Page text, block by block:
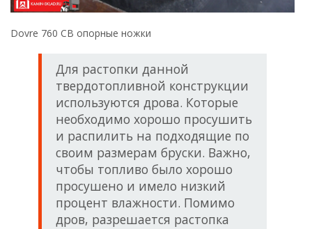
Dovre 760 CB опорные ножки
Для растопки данной
твердотопливной конструкции
используются дрова. Которые
необходимо хорошо просушить
и распилить на подходящие по
своим размерам бруски. Важно,
чтобы топливо было хорошо
просушено и имело низкий
процент влажности. Помимо
дров, разрешается растопка